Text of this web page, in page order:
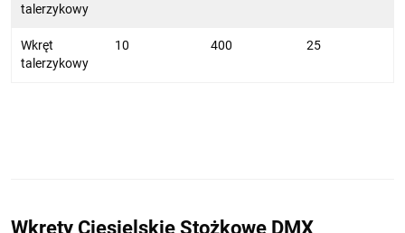
talerzykowy
Wkręt
talerzykowy
10 400 25
Wkręty Ciesielskie Stożkowe DMX